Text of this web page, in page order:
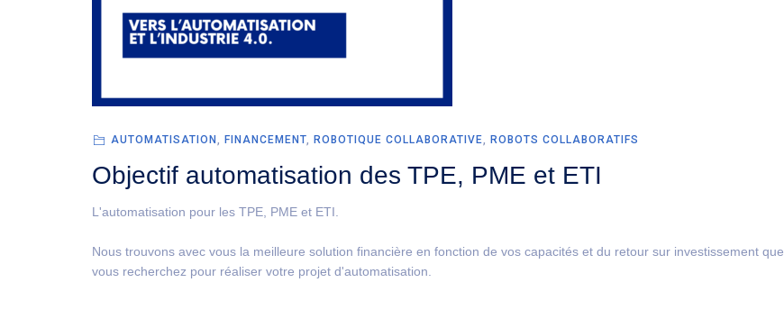
AUTOMATISATION , FINANCEMENT, ROBOTIQUE COLLABORATIVE, ROBOTS COLLABORATIFS
Objectif automatisation des TPE, PME et ETI
L'automatisation pour les TPE, PME et ETI.
Nous trouvons avec vous la meilleure solution financière en fonction de vos capacités et du retour sur investissement que
vous recherchez pour réaliser votre projet d'automatisation.